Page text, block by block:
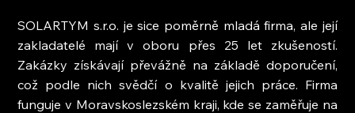
SOLARTYM s.r.o. je sice poměrně mladá firma, ale její
zakladatelé mají v oboru přes 25 let zkušeností.
Zakázky získávají převážně na základě doporučení,
což podle nich svědčí o kvalitě jejich práce. Firma
funguje v Moravskoslezském kraji, kde se zaměřuje na